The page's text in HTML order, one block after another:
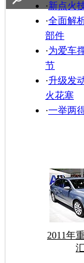
·新点火
·全面解
部件
·为爱车
节
·升级发
火花塞
·一举两
2011年